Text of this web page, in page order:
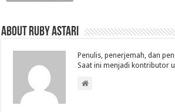
About Ruby Astari
Penulis, penerjemah, dan
Saat ini menjadi kontributor